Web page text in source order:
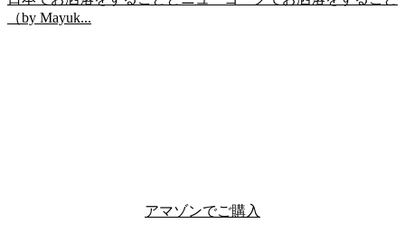
（by Mayuk...
アマゾンでご購入